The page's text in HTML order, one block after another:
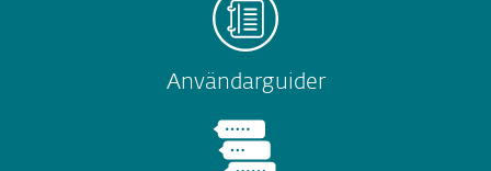
Användarguider